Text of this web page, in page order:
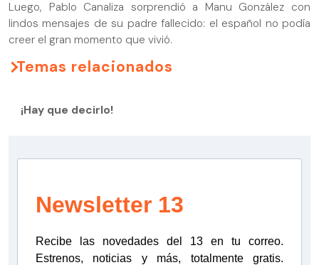
Luego, Pablo Canaliza sorprendió a Manu González con
lindos mensajes de su padre fallecido: el español no podía
creer el gran momento que vivió.
Temas relacionados
¡Hay que decirlo!
Newsletter 13
Recibe las novedades del 13 en tu correo.
Estrenos, noticias y más, totalmente gratis.